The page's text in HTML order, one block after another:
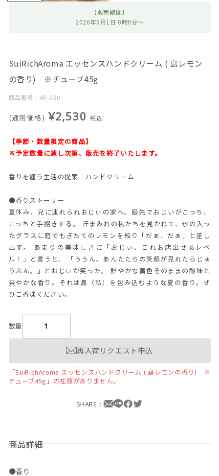
【販売期間】
2026年6月1日 0時0分～
SuiRichAroma エッセンスハンドクリーム ( 島レモン
の香り) ※チューブ45g
商品番号：AR-080
(通常価格) ¥2,530 税込
【季節・数量限定の商品】
※予定数量に達し次第、販売を終了いたします。
香りを纏う生活の提案 ハンドクリーム
●香りストーリー
夏休み、兄に連れられおじぃの家へ。庭先でおじいがこっち、
こっちと手招きする。 汗まみれの私たちを見かねて、氷の入っ
たグラスに庭でもぎたてのレモンを絞り「だぁ、だぁ」と差し
出す。 あまりの美味しさに「おじぃ、これお店出せるレベ
ル！」と言うと、 「ううん。あんたたちの笑顔が見れたらじゅ
うぶん。」とおじぃが笑った。 鮮やかな黄色そのままの酸味と
爽やかな香り。それは島（私）を包み込むような夏の香り。ぜ
ひご香味ください。
数量
再入荷リクエスト申込
「SuiRichAroma エッセンスハンドクリーム ( 島レモンの香り) ※
チューブ45g」の在庫がありません。
SHARE：
商品詳細
●香り